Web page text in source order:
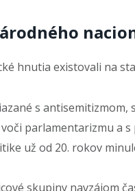
hnutia existovali na
s
parlamentarizmu a
už od 20. rokov
skupiny navzájom